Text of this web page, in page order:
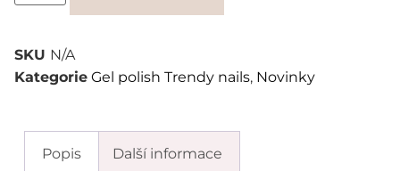
SKU N/A
Kategorie Gel polish Trendy nails, Novinky
Popis Další informace